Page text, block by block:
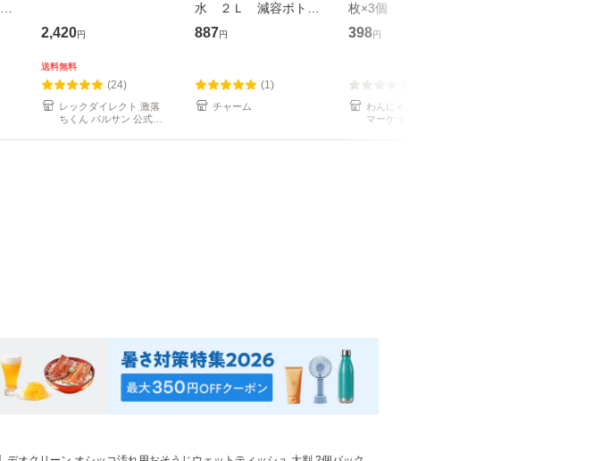
2,420円
送料無料
(24)
レックダイレクト 激落
ちくん バルサン 公式メ
水 ２Ｌ 減容ボト
ル 弱酸性 業務用
887円
(1)
チャーム
枚×3個
398円
わんにゃんstyle au PAY
マーケット店